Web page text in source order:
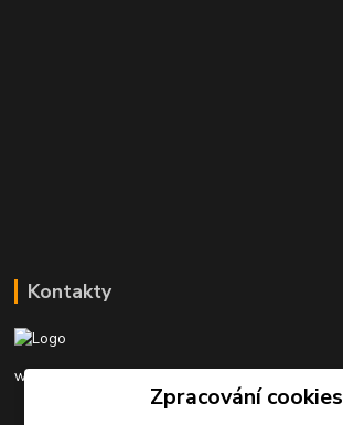
Kontakty
www.rybarinakyjov.cz
Zpracování cookies